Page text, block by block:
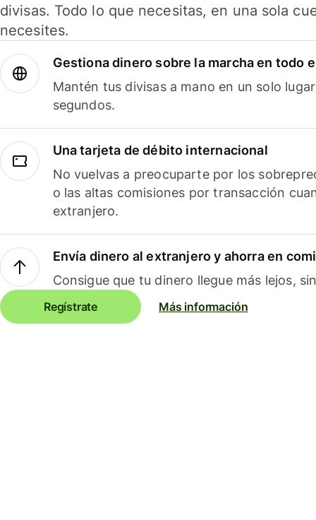
divisas. Todo lo que necesitas, en una sola
necesites.
Gestiona dinero sobre la marcha en todo
Mantén tus divisas a mano en un solo
segundos.
Una tarjeta de débito internacional
No vuelvas a preocuparte por los
o las altas comisiones por transacción
extranjero.
Envía dinero al extranjero y ahorra en
Consigue que tu dinero llegue más lejos,
Regístrate Más información